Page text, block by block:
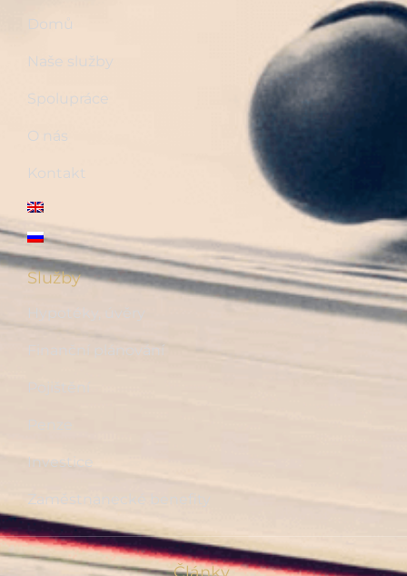
Domů
Naše služby
Spolupráce
O nás
Kontakt
Služby
Finanční plánování
Investice
Zaměstnanecké benefity